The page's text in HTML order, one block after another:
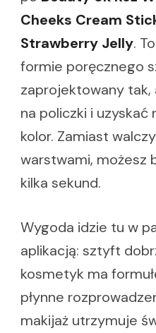
Cheeks Cream
Strawberry Jelly.
formie poręcznego
zaprojektowany tak,
na policzki i uzyskać
kolor. Zamiast
warstwami, możesz
kilka sekund.
Wygoda idzie tu w
aplikacją: sztyft
kosmetyk ma
płynne
makijaż utrzymuje